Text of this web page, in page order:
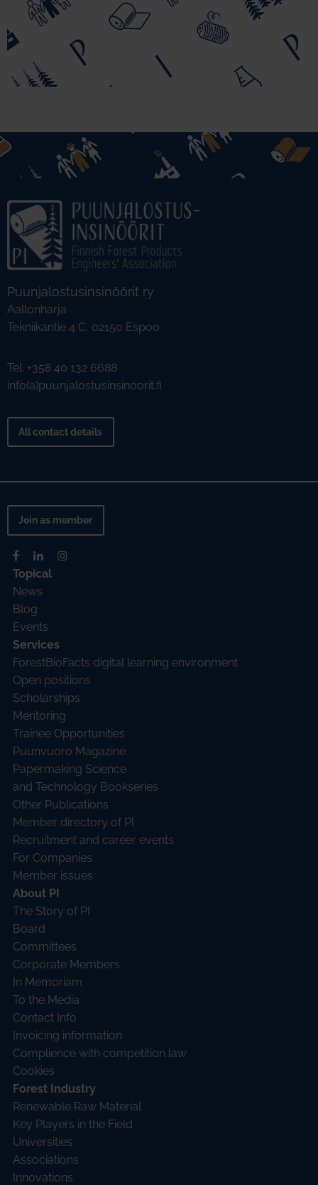
Puunjalostusinsinöörit ry
Aallonharja
Tekniikantie 4 C, 02150 Espoo
Tel. +358 40 132 6688
info(a)puunjalostusinsinoorit.fi
All contact details
Join as member
Topical
News
Blog
Events
Services
ForestBioFacts digital learning environment
Open positions
Scholarships
Mentoring
Trainee Opportunities
Puunvuoro Magazine
Papermaking Science
and Technology Bookseries
Other Publications
Member directory of PI
Recruitment and career events
For Companies
Member issues
About PI
The Story of PI
Board
Committees
Corporate Members
In Memoriam
To the Media
Contact Info
Invoicing information
Complience with competition law
Cookies
Forest Industry
Renewable Raw Material
Key Players in the Field
Universities
Associations
Innovations